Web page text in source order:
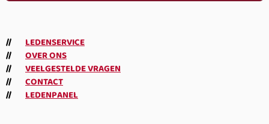
LEDENSERVICE
OVER ONS
VEELGESTELDE VRAGEN
CONTACT
LEDENPANEL